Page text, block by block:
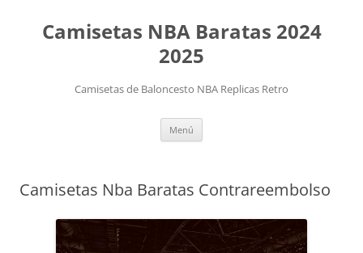
Camisetas NBA Baratas 2024
2025
Camisetas de Baloncesto NBA Replicas Retro
Menú
Camisetas Nba Baratas Contrareembolso